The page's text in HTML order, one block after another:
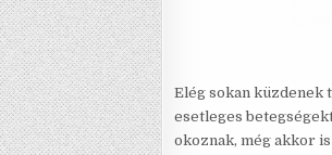
Elég sokan küzdenek
esetleges
okoznak, még akkor